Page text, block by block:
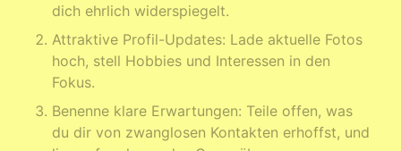
dich ehrlich widerspiegelt.
Attraktive Profil-Updates: Lade aktuelle Fotos
hoch, stell Hobbies und Interessen in den
Fokus.
Benenne klare Erwartungen: Teile offen, was
du dir von zwanglosen Kontakten erhoffst, und